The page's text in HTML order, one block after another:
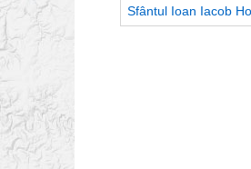
Sfântul Ioan Iacob